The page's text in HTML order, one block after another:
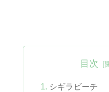
目次
シギラビーチ